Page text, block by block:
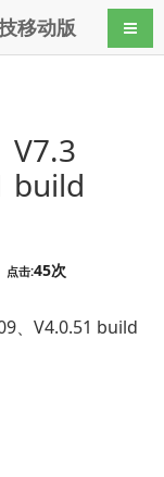
移动版 导航
V7.3
build
点击:45次
、V4.0.51 build